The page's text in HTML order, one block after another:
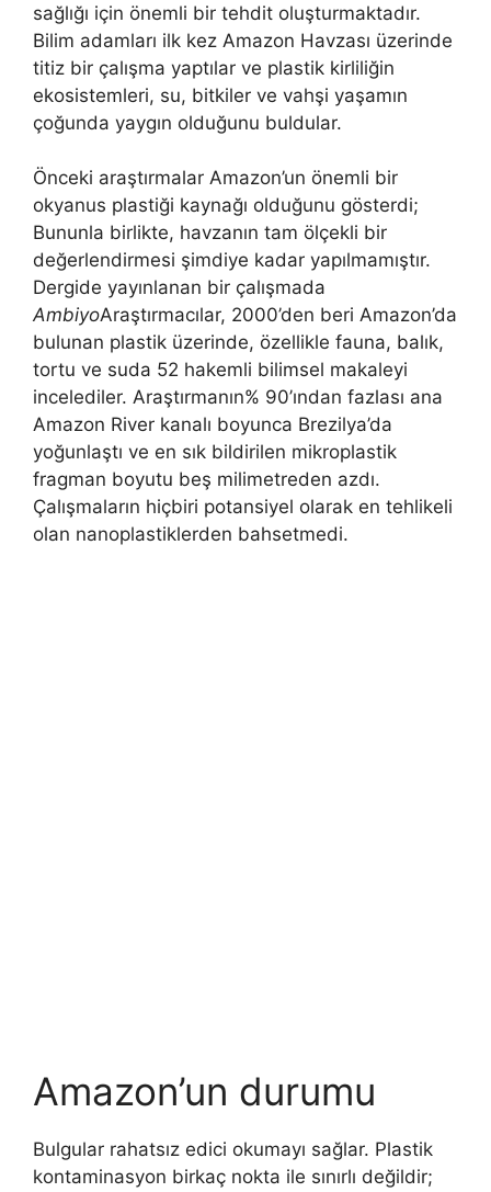
sağlığı için önemli bir tehdit oluşturmaktadır.
Bilim adamları ilk kez Amazon Havzası üzerinde
titiz bir çalışma yaptılar ve plastik kirliliğin
ekosistemleri, su, bitkiler ve vahşi yaşamın
çoğunda yaygın olduğunu buldular.
Önceki araştırmalar Amazon’un önemli bir
okyanus plastiği kaynağı olduğunu gösterdi;
Bununla birlikte, havzanın tam ölçekli bir
değerlendirmesi şimdiye kadar yapılmamıştır.
Dergide yayınlanan bir çalışmada
AmbiyoAraştırmacılar, 2000’den beri Amazon’da
bulunan plastik üzerinde, özellikle fauna, balık,
tortu ve suda 52 hakemli bilimsel makaleyi
incelediler. Araştırmanın% 90’ından fazlası ana
Amazon River kanalı boyunca Brezilya’da
yoğunlaştı ve en sık bildirilen mikroplastik
fragman boyutu beş milimetreden azdı.
Çalışmaların hiçbiri potansiyel olarak en tehlikeli
olan nanoplastiklerden bahsetmedi.
Amazon’un durumu
Bulgular rahatsız edici okumayı sağlar. Plastik
kontaminasyon birkaç nokta ile sınırlı değildir;